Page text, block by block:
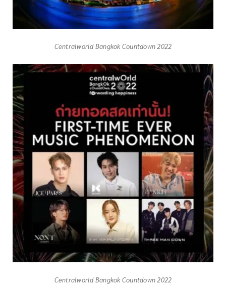
Centralworld Bangkok Countdown 2022
Centralworld Bangkok Countdown 2022